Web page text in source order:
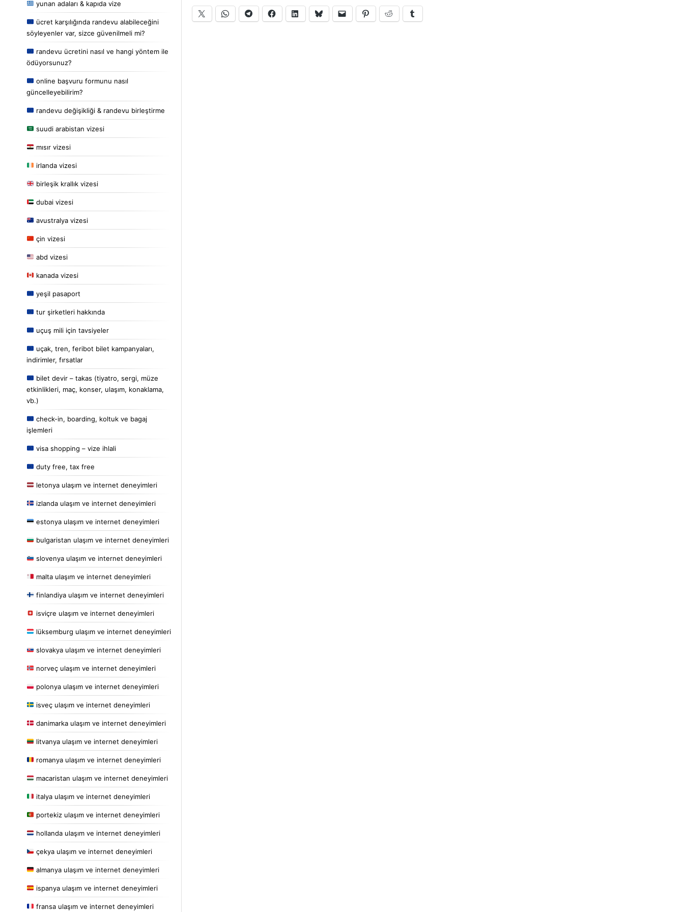
yunan adaları & kapıda vize
ücret karşılığında randevu alabileceğini
söyleyenler var, sizce güvenilmeli mi?
randevu ücretini nasıl ve hangi yöntem ile
ödüyorsunuz?
online başvuru formunu nasıl
güncelleyebilirim?
randevu değişikliği & randevu birleştirme
suudi arabistan vizesi
mısır vizesi
irlanda vizesi
birleşik krallık vizesi
dubai vizesi
avustralya vizesi
çin vizesi
abd vizesi
kanada vizesi
yeşil pasaport
tur şirketleri hakkında
uçuş mili için tavsiyeler
uçak, tren, feribot bilet kampanyaları,
indirimler, fırsatlar
bilet devir – takas (tiyatro, sergi, müze
etkinlikleri, maç, konser, ulaşım, konaklama,
vb.)
check-in, boarding, koltuk ve bagaj
işlemleri
visa shopping – vize ihlali
duty free, tax free
letonya ulaşım ve internet deneyimleri
izlanda ulaşım ve internet deneyimleri
estonya ulaşım ve internet deneyimleri
bulgaristan ulaşım ve internet deneyimleri
slovenya ulaşım ve internet deneyimleri
malta ulaşım ve internet deneyimleri
finlandiya ulaşım ve internet deneyimleri
isviçre ulaşım ve internet deneyimleri
lüksemburg ulaşım ve internet deneyimleri
slovakya ulaşım ve internet deneyimleri
norveç ulaşım ve internet deneyimleri
polonya ulaşım ve internet deneyimleri
isveç ulaşım ve internet deneyimleri
danimarka ulaşım ve internet deneyimleri
litvanya ulaşım ve internet deneyimleri
romanya ulaşım ve internet deneyimleri
macaristan ulaşım ve internet deneyimleri
italya ulaşım ve internet deneyimleri
portekiz ulaşım ve internet deneyimleri
hollanda ulaşım ve internet deneyimleri
çekya ulaşım ve internet deneyimleri
almanya ulaşım ve internet deneyimleri
ispanya ulaşım ve internet deneyimleri
fransa ulaşım ve internet deneyimleri